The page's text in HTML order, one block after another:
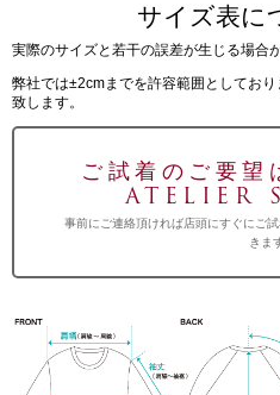
サイズ表に
実際のサイズと若干の誤差が生じる場合
弊社では±2cmまでを許容範囲としてお
致します。
ご試着のご要
ATELIER
事前にご連絡頂ければ店頭にすぐにご
きま